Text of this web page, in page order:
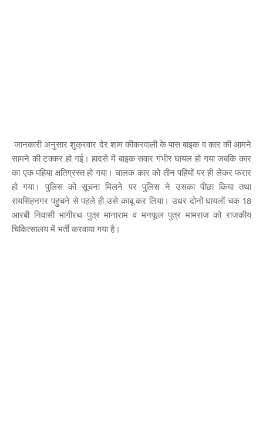
जानकारी अनुसार शुक्रवार देर शाम कीकरवाली के पास बाइक व कार की आमने
सामने की टक्कर हो गई। हादसे में बाइक सवार गंभीर घायल हो गया जबकि कार
का एक पहिया क्षतिग्रस्त हो गया। चालक कार को तीन पहियों पर ही लेकर फरार
हो गया। पुलिस को सूचना मिलने पर पुलिस ने उसका पीछा किया तथा
रायसिंहनगर पहुुचने से पहले ही उसे काबू कर लिया। उधर दोनों घायलों चक 18
आरबी निवासी भागीरथ पुत्र मानाराम व मनफूल पुत्र मामराज को राजकीय
चिकित्सालय में भर्ती करवाया गया है।